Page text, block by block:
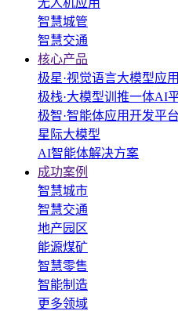
智慧城管
智慧交通
核心产品
极星·视觉语言大模型应
极栈·大模型训推一体AI
极智·智能体应用开发平台
星际大模型
AI智能体解决方案
成功案例
智慧城市
智慧交通
地产园区
能源煤矿
智慧零售
智能制造
更多领域